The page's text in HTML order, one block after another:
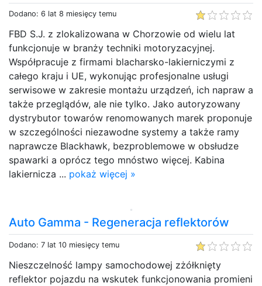
Dodano: 6 lat 8 miesięcy temu
FBD S.J. z zlokalizowana w Chorzowie od wielu lat
funkcjonuje w branży techniki motoryzacyjnej.
Współpracuje z firmami blacharsko-lakierniczymi z
całego kraju i UE, wykonując profesjonalne usługi
serwisowe w zakresie montażu urządzeń, ich napraw a
także przeglądów, ale nie tylko. Jako autoryzowany
dystrybutor towarów renomowanych marek proponuje
w szczególności niezawodne systemy a także ramy
naprawcze Blackhawk, bezproblemowe w obsłudze
spawarki a oprócz tego mnóstwo więcej. Kabina
lakiernicza ... pokaż więcej »
Auto Gamma - Regeneracja reflektorów
Dodano: 7 lat 10 miesięcy temu
Nieszczelność lampy samochodowej zżółknięty
reflektor pojazdu na wskutek funkcjonowania promieni